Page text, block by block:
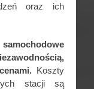
oraz ich
Koszty
stacji są